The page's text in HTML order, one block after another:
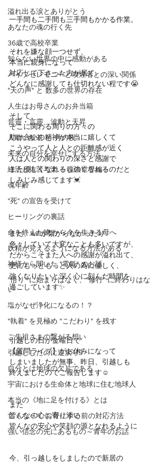
溢れ出る涙とありがとう
あなたの魂の行く先
36歳で高校卒業
知らない世界の中に感動がある
パイプセレモニーと喫煙者との深い関係
"天の声" と 数多の世界の存在
人生はお母さんのお弁当箱
音靈・言靈、波動と天昇
人喰い般若 と 月の夜
未来の自分を幸せにする方法
終活と抜苦与楽 ～魂の世界編～
魂年齢
"死" の宣告を受けて
ヒーリングの裏話
命を終えた娘 から今を生きる母へ
妖精が見えるようになる方法がある
神様から聞いた "電氣" のお話
"悟り" に始まりはなく、"修行" に終わりはな
い
塩がなぜ浄化になるの！？
"執着" を見極め "こだわり" を残す
ご先祖さまの繋がる想い
引越ししたのに逆戻り⁉️
自分とは地球の欠片である
宇宙における生命体と地球に住む地球人
本当の《地に足を付ける》とは
亡くなって お骨にする前の対応方法
強い信念の先にあるもの～青年のお話
一手間も二手間も三手間もかかる作業。
それを嫌な顔一つせず、
本当に親身になって
対応して下さった方が居て、
どんなに感謝しても仕切れない程です😭
そして、
そこに関わる周りの方々の
助け合いの精神が本当に嬉しくて
こうやって人と人との距離感が近く
人は人との関わりの深さと感謝で
また優しくなれるし強くなれるのだと
しみじみ感じてます💓
まだ、wifiが繋がらなかったり
色々していて大変なことも多いですが、
だからこそまた人への感謝が溢れ出て、
更にもっともっと人の為に優しく、
強くなりたいと深く心に刻んだ時間を
過ごしています✨
引越しの日が金曜日で
【質問ライブ】がお休みになって
しまいましたが無事、昨日、引越しも
終えましたのでご報告します ☺️
また
皆んなの心に寄り添い
皆んなの安心や笑顔の源となれるように
今、引っ越しをしましたので新居の